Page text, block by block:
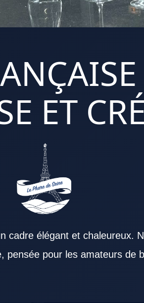
ET
cadre élégant et chaleureux.
pour les amateurs de